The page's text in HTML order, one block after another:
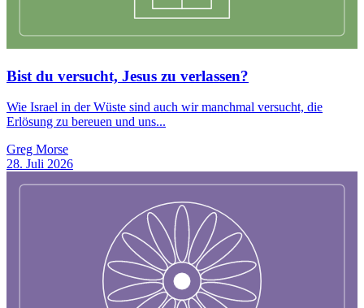
Bist du versucht, Jesus zu verlassen?
Wie Israel in der Wüste sind auch wir manchmal versucht, die
Erlösung zu bereuen und uns...
Greg Morse
28. Juli 2026